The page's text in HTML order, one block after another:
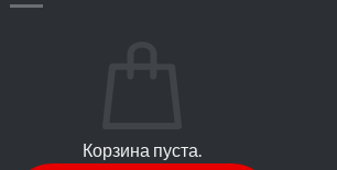
Корзина пуста.